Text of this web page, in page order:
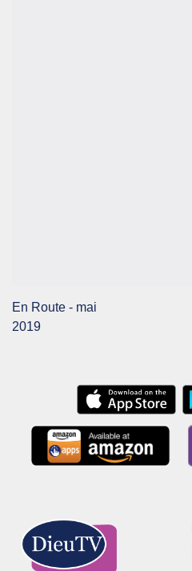
En Route - mai
2019